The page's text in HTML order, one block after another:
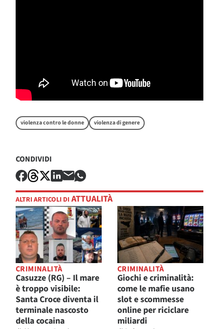
violenza contro le donne violenza di genere
CONDIVIDI
ALTRI ARTICOLI DI ATTUALITÀ
CRIMINALITÀ
Casuzze (RG) – Il mare
è troppo visibile:
Santa Croce diventa il
terminale nascosto
della cocaina
CRIMINALITÀ
Giochi e criminalità:
come le mafie usano
slot e scommesse
online per riciclare
miliardi